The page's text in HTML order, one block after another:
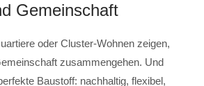
Gemeinschaft
oder Cluster-Wohnen zeigen,
zusammengehen. Und
Baustoff: nachhaltig, flexibel,